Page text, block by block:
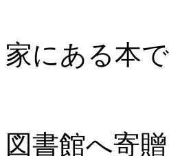
家にある本
図書館へ寄